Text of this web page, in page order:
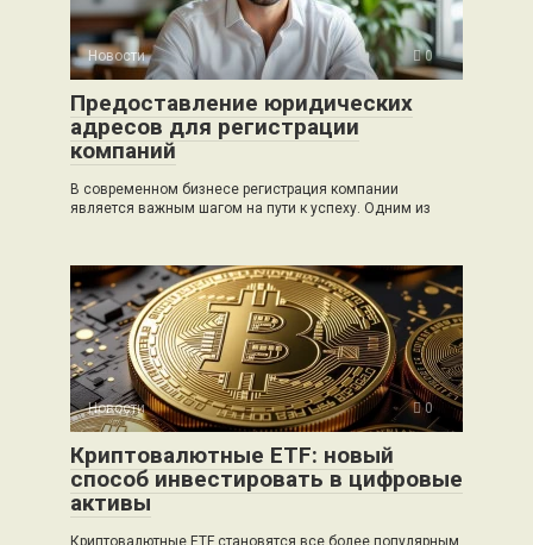
Новости 0
Предоставление юридических
адресов для регистрации
компаний
В современном бизнесе регистрация компании
является важным шагом на пути к успеху. Одним из
Новости 0
Криптовалютные ETF: новый
способ инвестировать в цифровые
активы
Криптовалютные ETF становятся все более популярным